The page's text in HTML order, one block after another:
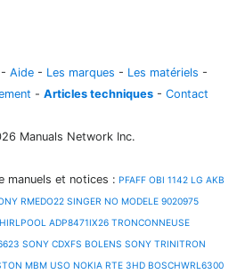
- Aide - Les marques - Les matériels -
- Articles techniques - Contact
Manuals Network Inc.
manuels et notices : PFAFF OBI 1142 LG AKB
RMEDO22 SINGER NO MODELE 9020975
ADP8471IX26 TRONCONNEUSE
SONY CDXFS BOLENS SONY TRINITRON
MBM USO NOKIA RTE 3HD BOSCHWRL6300